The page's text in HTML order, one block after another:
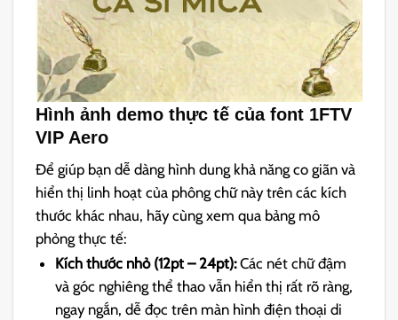
Hình ảnh demo thực tế của font 1FTV
VIP Aero
Để giúp bạn dễ dàng hình dung khả năng co giãn và
hiển thị linh hoạt của phông chữ này trên các kích
thước khác nhau, hãy cùng xem qua bảng mô
phỏng thực tế:
Kích thước nhỏ (12pt – 24pt):Các nét chữ đậm
và góc nghiêng thể thao vẫn hiển thị rất rõ ràng,
ngay ngắn, dễ đọc trên màn hình điện thoại di